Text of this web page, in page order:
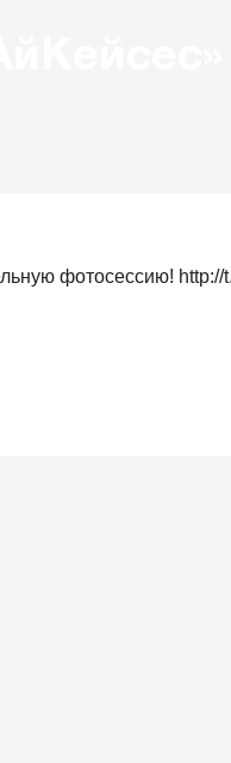
фотосессию! http://